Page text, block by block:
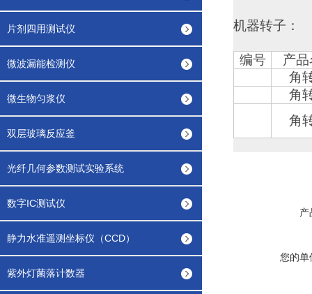
片剂四用测试仪
微波漏能检测仪
微生物匀浆仪
双层玻璃反应釜
光纤几何参数测试实验系统
数字IC测试仪
静力水准遥测坐标仪（CCD）
紫外灯菌落计数器
机器转子：
编号
产
角
角
角
产
您的单